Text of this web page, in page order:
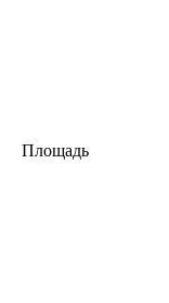
Площадь